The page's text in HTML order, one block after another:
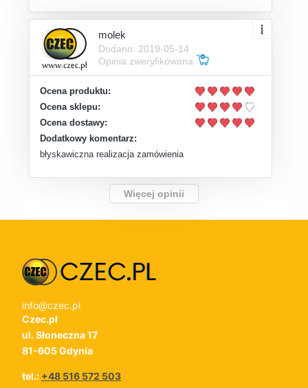
molek
Dodano: 2019-05-14
Opinia zweryfikowana
Ocena produktu:
Ocena sklepu:
Ocena dostawy:
Dodatkowy komentarz:
błyskawiczna realizacja zamówienia
Więcej opinii
info@czec.pl
Czec.pl
ul. Słoneczna 17
81-605 Gdynia
tel.: +48 516 572 503